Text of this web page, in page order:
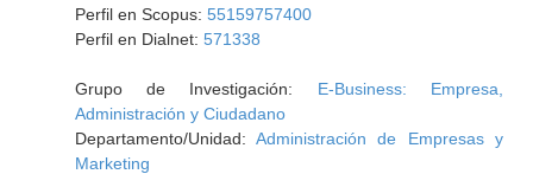
Perfil en Scopus: 55159757400
Perfil en Dialnet: 571338
Grupo de Investigación: E-Business: Empresa,
Administración y Ciudadano
Departamento/Unidad:Administración de Empresas y
Marketing